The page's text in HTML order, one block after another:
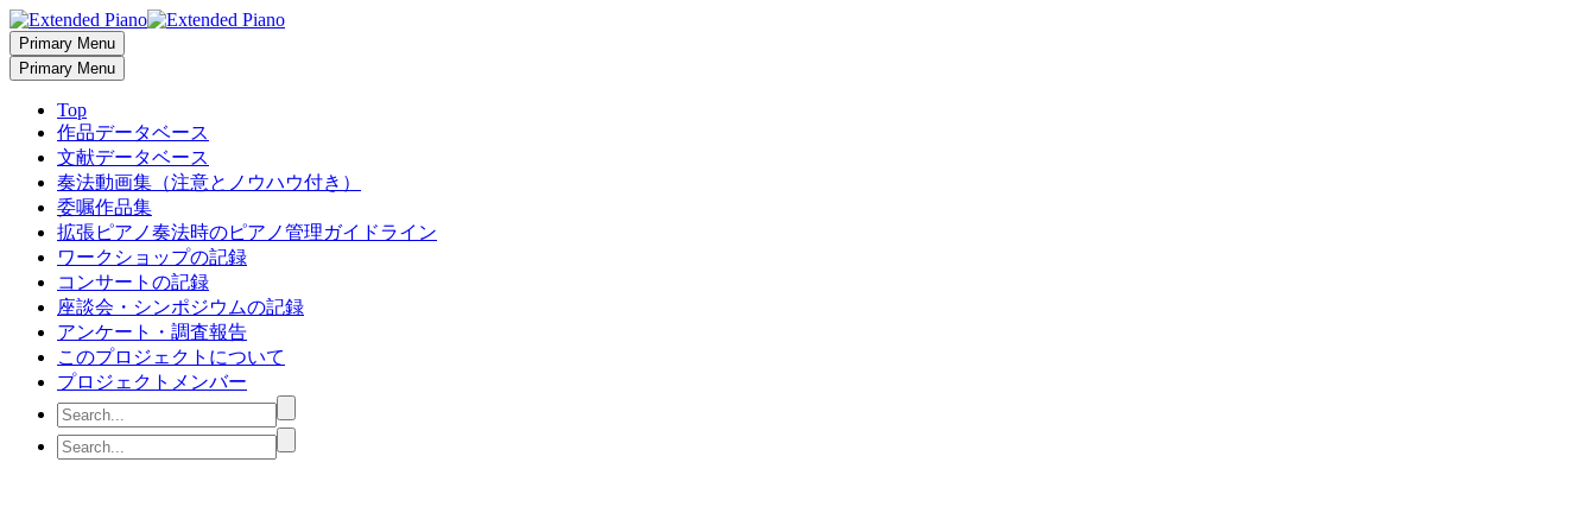
Primary Menu
Primary Menu
Top
作品データベース
文献データベース
奏法動画集（注意とノウハウ付き）
委嘱作品集
拡張ピアノ奏法時のピアノ管理ガイドライン
ワークショップの記録
コンサートの記録
座談会・シンポジウムの記録
アンケート・調査報告
このプロジェクトについて
プロジェクトメンバー